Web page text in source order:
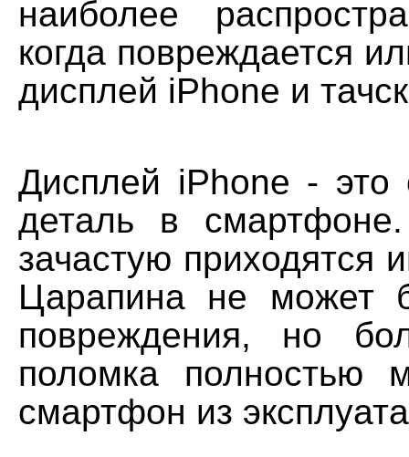
наиболее
когда повреждается
дисплей iPhone и
Дисплей iPhone - это
деталь в
зачастую приходятся
Царапина не может
повреждения, но
поломка полностью
смартфон из